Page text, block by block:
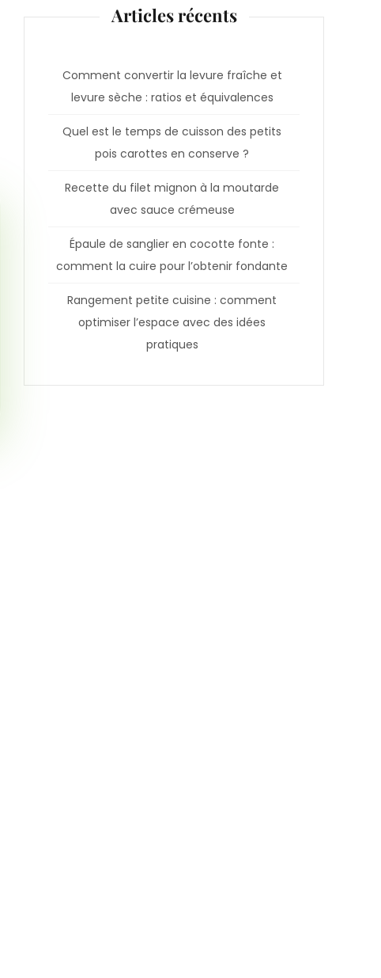
Articles récents
Comment convertir la levure fraîche et
levure sèche : ratios et équivalences
Quel est le temps de cuisson des petits
pois carottes en conserve ?
Recette du filet mignon à la moutarde
avec sauce crémeuse
Épaule de sanglier en cocotte fonte :
comment la cuire pour l’obtenir fondante
Rangement petite cuisine : comment
optimiser l’espace avec des idées
pratiques